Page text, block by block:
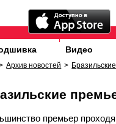
Видео
Архив новостей >
премьер